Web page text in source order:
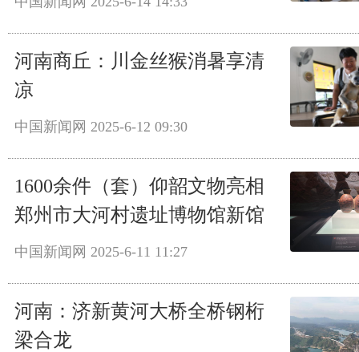
河南商丘：川金丝猴消暑享清
凉
中国新闻网 2025-6-12 09:30
1600余件（套）仰韶文物亮相
郑州市大河村遗址博物馆新馆
中国新闻网 2025-6-11 11:27
河南：济新黄河大桥全桥钢桁
梁合龙